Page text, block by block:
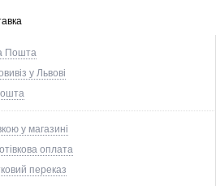
Пошта
у Львові
у магазині
оплата
переказ